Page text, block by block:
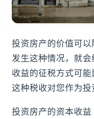
投资房产的价值可
发生这种情况，就会
收益的征税方式可能
这种税收对您作为投
投资房产的资本收益